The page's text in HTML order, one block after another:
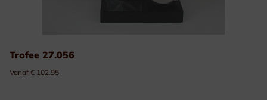
Trofee 27.056
Vanaf € 102.95